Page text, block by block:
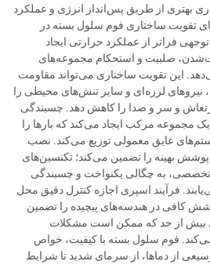
بهتری از طریق پس‌انداز انرژی و عملکرد
تقویت ساختاری فوم سلول بسته در
فراتر از عملکرد حرارتی ایجاد
صلبیت و استحکام مجموعه‌های
این تقویت ساختاری می‌تواند مقاومت
نیروهای لرزه‌ای و سایر تنش‌های محیطی را
ارتعاش و سر و صدا را کاهش دهد. چسبندگی
مجموعه مرکب ایجاد می‌کند که بارها را
عایق معمولی توزیع می‌کند. نصب
بهینه را تضمین می‌کند؛ تکنسین‌های
تخصصی، به چگالی یکنواخت و چسبندگی
فرآیند اسپری اجازه کنترل دقیق محل
کافی در هندسه‌های پیچیده را تضمین
بیش از حد که ممکن است مشکلات
فوم سلول بسته با کیفیت، خواص
از دماها، از سرمای شدید تا شرایط